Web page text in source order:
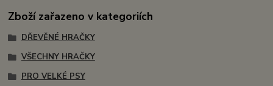
Zboží zařazeno v kategoriích
DŘEVĚNÉ HRAČKY
VŠECHNY HRAČKY
PRO VELKÉ PSY